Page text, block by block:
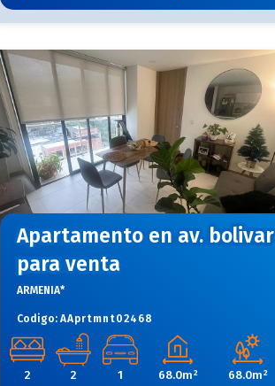
Apartamento en av. bolivar
para venta
ARMENIA*
Codigo:AAprtmnt02468
2 2 1 68.0m² 68.0m²